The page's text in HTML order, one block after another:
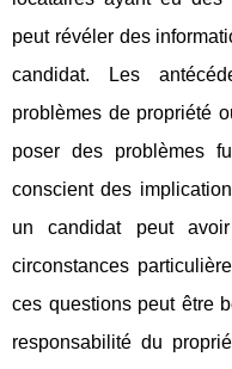
peut révéler des
candidat. Les
problèmes de propriété
poser des problèmes
conscient des
un candidat peut
circonstances
ces questions peut être
responsabilité du